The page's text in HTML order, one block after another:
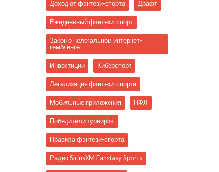
Доход от фэнтези-спорта Драфт
Ежедневный фэнтези-спорт
Закон о нелегальном интернет-
гемблинге
Инвестиции Киберспорт
Легализация фэнтези-спорта
Мобильные приложения НФЛ
Победители турниров
Правила фэнтези-спорта
Радио SiriusXM Fanstasy Sports